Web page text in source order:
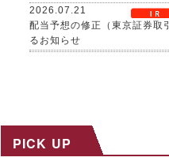
2026.07.21
配当予想の修正（東京証券取
るお知らせ
自己株式取得に係る事項の決
ペーンを開催 ～３日間
PICK UP